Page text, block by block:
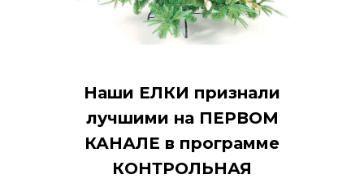
Наши ЕЛКИ признали
лучшими на ПЕРВОМ
КАНАЛЕ в программе
КОНТРОЛЬНАЯ